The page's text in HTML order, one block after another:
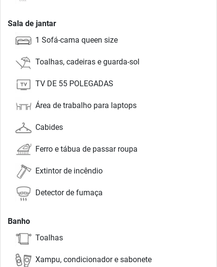
Sala de jantar
1 Sofá-cama queen size
Toalhas, cadeiras e guarda-sol
TV DE 55 POLEGADAS
Área de trabalho para laptops
Cabides
Ferro e tábua de passar roupa
Extintor de incêndio
Detector de fumaça
Banho
Toalhas
Xampu, condicionador e sabonete